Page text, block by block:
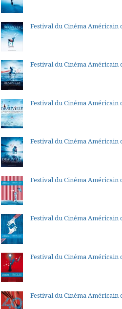
Festival du Cinéma Américain
Festival du Cinéma Américain
Festival du Cinéma Américain
Festival du Cinéma Américain
Festival du Cinéma Américain
Festival du Cinéma Américain
Festival du Cinéma Américain
Festival du Cinéma Américain